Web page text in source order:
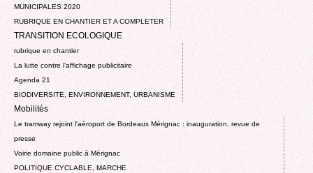
MUNICIPALES 2020
RUBRIQUE EN CHANTIER ET A COMPLETER
TRANSITION ECOLOGIQUE
rubrique en chantier
La lutte contre l’affichage publicitaire
Agenda 21
BIODIVERSITE, ENVIRONNEMENT, URBANISME
Mobilités
Le tramway rejoint l'aéroport de Bordeaux Mérignac : inauguration, revue de
presse
Voirie domaine public à Mérignac
POLITIQUE CYCLABLE, MARCHE